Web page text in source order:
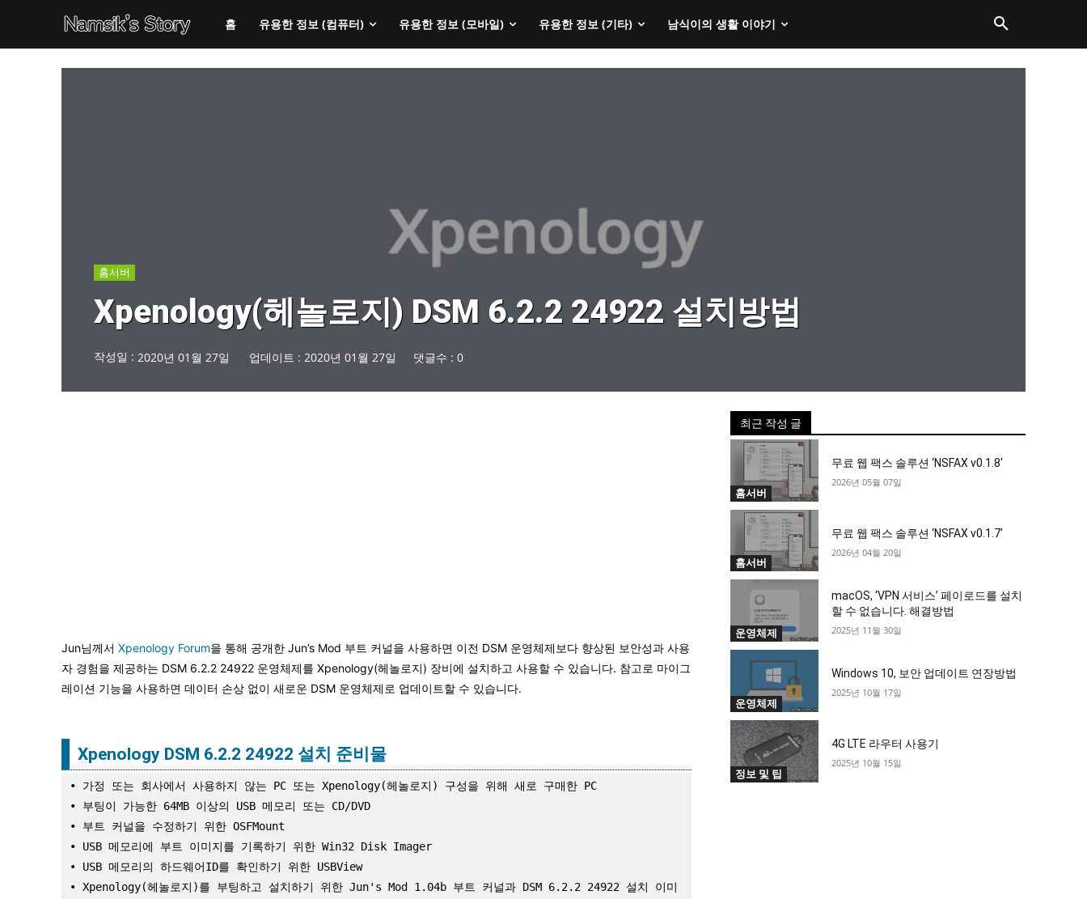
홈 유용한 정보 (컴퓨터) 유용한 정보 (모바일) 유용한 정보 (기타) 남식이의 생활 이야기
홈서버
Xpenology(헤놀로지) DSM 6.2.2 24922 설치방법
작성일 : 2020년 01월 27일 업데이트 : 2020년 01월 27일 댓글수 : 0
Jun님께서 Xpenology Forum을 통해 공개한 Jun’s Mod 부트 커널을 사용하면 이전 DSM 운영체제보다 향상된 보안성과 사용
자 경험을 제공하는 DSM 6.2.2 24922 운영체제를 Xpenology(헤놀로지) 장비에 설치하고 사용할 수 있습니다. 참고로 마이그
레이션 기능을 사용하면 데이터 손상 없이 새로운 DSM 운영체제로 업데이트할 수 있습니다.
Xpenology DSM 6.2.2 24922 설치 준비물
• 가정 또는 회사에서 사용하지 않는 PC 또는 Xpenology(헤놀로지) 구성을 위해 새로 구매한 PC
• 부팅이 가능한 64MB 이상의 USB 메모리 또는 CD/DVD
• 부트 커널을 수정하기 위한 OSFMount
• USB 메모리에 부트 이미지를 기록하기 위한 Win32 Disk Imager
• USB 메모리의 하드웨어ID를 확인하기 위한 USBView
• Xpenology(헤놀로지)를 부팅하고 설치하기 위한 Jun's Mod 1.04b 부트 커널과 DSM 6.2.2 24922 설치 이미
최근 작성 글
홈서버
무료 웹 팩스 솔루션 ‘NSFAX v0.1.8′
2026년 05월 07일
홈서버
무료 웹 팩스 솔루션 ‘NSFAX v0.1.7′
2026년 04월 20일
운영체제
macOS, ‘VPN 서비스’ 페이로드를 설치
할 수 없습니다. 해결방법
2025년 11월 30일
운영체제
Windows 10, 보안 업데이트 연장방법
2025년 10월 17일
정보 및 팁
4G LTE 라우터 사용기
2025년 10월 15일